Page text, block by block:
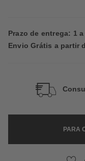
Prazo de entrega: 1
Envio Grátis a partir
PARA